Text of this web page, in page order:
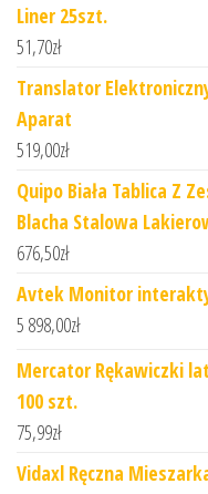
Liner 25szt.
51,70zł
Translator
Aparat
519,00zł
Quipo Biała Tablica Z
Blacha Stalowa
676,50zł
Avtek Monitor
5 898,00zł
Mercator Rękawiczki
100 szt.
75,99zł
Vidaxl Ręczna